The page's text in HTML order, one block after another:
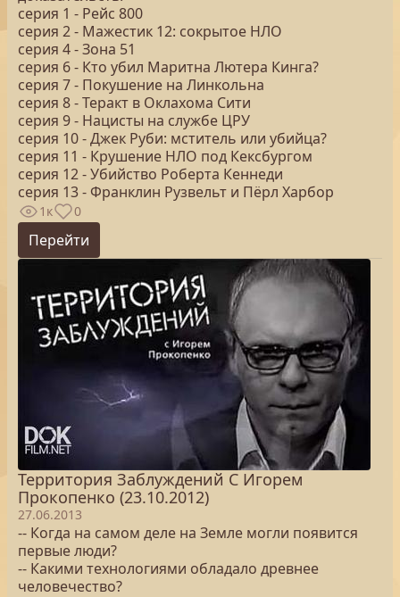
серия 1 - Рейс 800
серия 2 - Мажестик 12: сокрытое НЛО
серия 4 - Зона 51
серия 6 - Кто убил Маритна Лютера Кинга?
серия 7 - Покушение на Линкольна
серия 8 - Теракт в Оклахома Сити
серия 9 - Нацисты на службе ЦРУ
серия 10 - Джек Руби: мститель или убийца?
серия 11 - Крушение НЛО под Кексбургом
серия 12 - Убийство Роберта Кеннеди
серия 13 - Франклин Рузвельт и Пёрл Харбор
1к 0
Перейти
Территория Заблуждений С Игорем
Прокопенко (23.10.2012)
27.06.2013
-- Когда на самом деле на Земле могли появится
первые люди?
-- Какими технологиями обладало древнее
человечество?